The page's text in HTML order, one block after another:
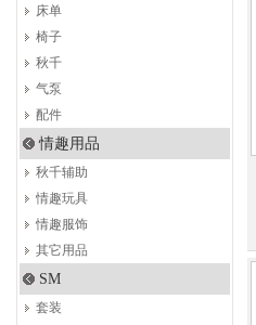
床单
椅子
秋千
气泵
配件
情趣用品
秋千辅助
情趣玩具
情趣服饰
其它用品
SM
套装